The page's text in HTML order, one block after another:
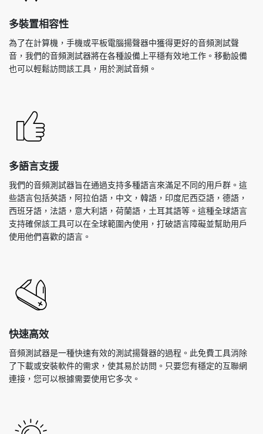
多裝置相容性
為了在計算機，手機或平板電腦揚聲器中獲得更好的音頻測試聲
音，我們的音頻測試器將在各種設備上平穩有效地工作。移動設備
也可以輕鬆訪問該工具，用於測試音頻。
多語言支援
我們的音頻測試器旨在通過支持多種語言來滿足不同的用戶群。這
些語言包括英語，阿拉伯語，中文，韓語，印度尼西亞語，德語，
西班牙語，法語，意大利語，荷蘭語，土耳其語等。這種全球語言
支持確保該工具可以在全球範圍內使用，打破語言障礙並幫助用戶
使用他們喜歡的語言。
快速高效
音頻測試器是一種快速有效的測試揚聲器的過程。此免費工具消除
了下載或安裝軟件的需求，使其易於訪問。只要您有穩定的互聯網
連接，您可以根據需要使用它多次。